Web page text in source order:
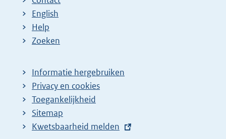
English
Help
Zoeken
Informatie hergebruiken
Privacy en cookies
Toegankelijkheid
Sitemap
E
Kwetsbaarheid melden